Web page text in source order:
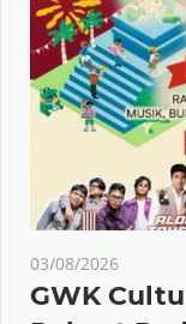
03/08/2026
GWK